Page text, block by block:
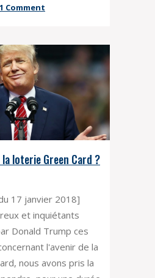
1 Comment
loterie Green Card ?
17 janvier 2018]
et inquiétants
Donald Trump ces
l'avenir de la
nous avons pris la